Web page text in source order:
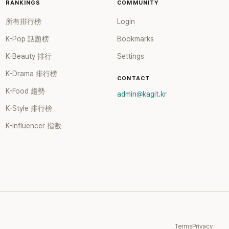
RANKINGS
所有排行榜
K-Pop 話題榜
K-Beauty 排行
K-Drama 排行榜
K-Food 趨勢
K-Style 排行榜
K-Influencer 指數
COMMUNITY
Login
Bookmarks
Settings
CONTACT
admin@kagit.kr
TermsPrivacy